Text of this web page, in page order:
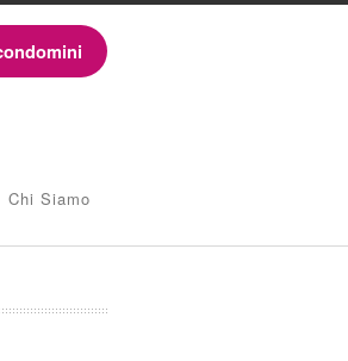
Chi Siamo